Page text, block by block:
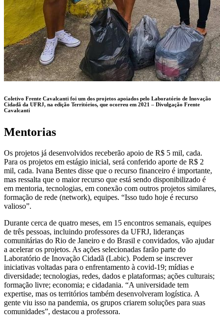
Coletivo Frente Cavalcanti foi um dos projetos apoiados pelo Laboratório de Inovação
Cidadã da UFRJ, na edição Territórios, que ocorreu em 2021 – Divulgação Frente
Cavalcanti
Mentorias
Os projetos já desenvolvidos receberão apoio de R$ 5 mil, cada.
Para os projetos em estágio inicial, será conferido aporte de R$ 2
mil, cada. Ivana Bentes disse que o recurso financeiro é importante,
mas ressalta que o maior recurso que está sendo disponibilizado é
em mentoria, tecnologias, em conexão com outros projetos similares,
formação de rede (network), equipes. “Isso tudo hoje é recurso
valioso”.
Durante cerca de quatro meses, em 15 encontros semanais, equipes
de três pessoas, incluindo professores da UFRJ, lideranças
comunitárias do Rio de Janeiro e do Brasil e convidados, vão ajudar
a acelerar os projetos. As ações selecionadas farão parte do
Laboratório de Inovação Cidadã (Labic). Podem se inscrever
iniciativas voltadas para o enfrentamento à covid-19; mídias e
diversidade; tecnologias, redes, dados e plataformas; ações culturais;
formação livre; economia; e cidadania. “A universidade tem
expertise, mas os territórios também desenvolveram logística. A
gente viu isso na pandemia, os grupos criarem soluções para suas
comunidades”, destacou a professora.